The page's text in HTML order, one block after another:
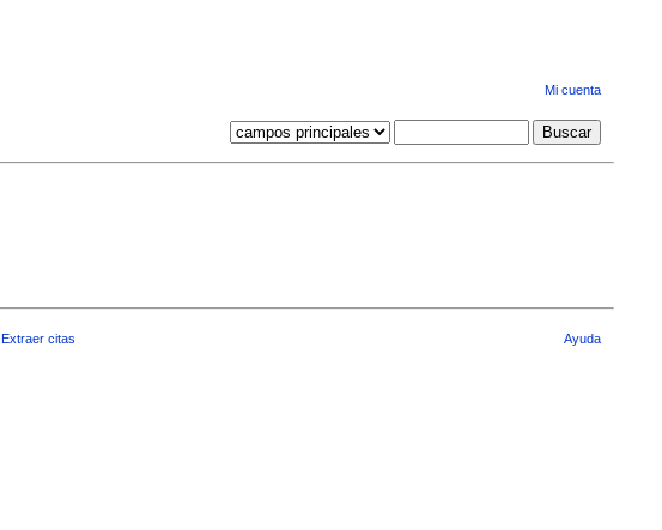
Mi cuenta
Extraer citas Ayuda